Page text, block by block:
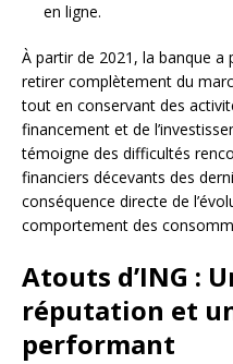
en ligne.
À partir de 2021, la banque a
retirer complètement du
tout en conservant des
financement et de
témoigne des difficultés
financiers décevants des
conséquence directe de
comportement des
Atouts d’ING :
réputation et
performant